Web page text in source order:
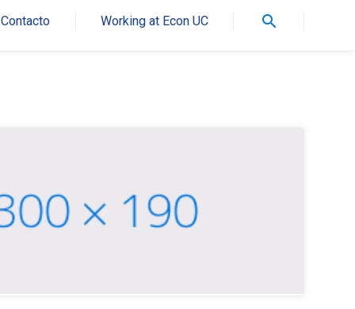
Contacto Working at Econ UC search